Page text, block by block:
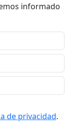
informado
de privacidad.